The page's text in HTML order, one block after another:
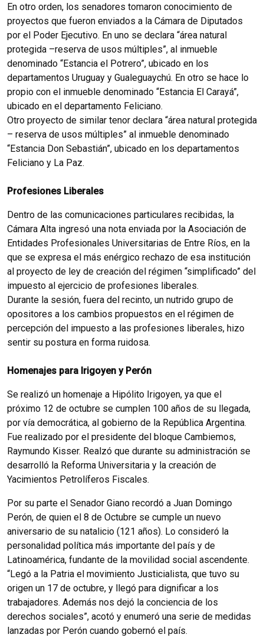
En otro orden, los senadores tomaron conocimiento de
proyectos que fueron enviados a la Cámara de Diputados
por el Poder Ejecutivo. En uno se declara “área natural
protegida –reserva de usos múltiples”, al inmueble
denominado “Estancia el Potrero”, ubicado en los
departamentos Uruguay y Gualeguaychú. En otro se hace lo
propio con el inmueble denominado “Estancia El Carayá”,
ubicado en el departamento Feliciano.
Otro proyecto de similar tenor declara “área natural protegida
– reserva de usos múltiples” al inmueble denominado
“Estancia Don Sebastián”, ubicado en los departamentos
Feliciano y La Paz.
Profesiones Liberales
Dentro de las comunicaciones particulares recibidas, la
Cámara Alta ingresó una nota enviada por la Asociación de
Entidades Profesionales Universitarias de Entre Ríos, en la
que se expresa el más enérgico rechazo de esa institución
al proyecto de ley de creación del régimen “simplificado” del
impuesto al ejercicio de profesiones liberales.
Durante la sesión, fuera del recinto, un nutrido grupo de
opositores a los cambios propuestos en el régimen de
percepción del impuesto a las profesiones liberales, hizo
sentir su postura en forma ruidosa.
Homenajes para Irigoyen y Perón
Se realizó un homenaje a Hipólito Irigoyen, ya que el
próximo 12 de octubre se cumplen 100 años de su llegada,
por vía democrática, al gobierno de la República Argentina.
Fue realizado por el presidente del bloque Cambiemos,
Raymundo Kisser. Realzó que durante su administración se
desarrolló la Reforma Universitaria y la creación de
Yacimientos Petrolíferos Fiscales.
Por su parte el Senador Giano recordó a Juan Domingo
Perón, de quien el 8 de Octubre se cumple un nuevo
aniversario de su natalicio (121 años). Lo consideró la
personalidad política más importante del país y de
Latinoamérica, fundante de la movilidad social ascendente.
“Legó a la Patria el movimiento Justicialista, que tuvo su
origen un 17 de octubre, y llegó para dignificar a los
trabajadores. Además nos dejó la conciencia de los
derechos sociales”, acotó y enumeró una serie de medidas
lanzadas por Perón cuando gobernó el país.